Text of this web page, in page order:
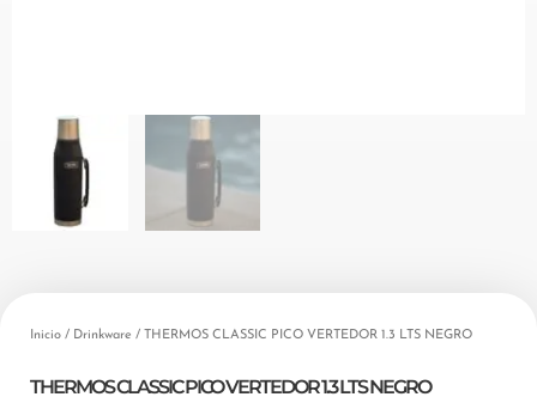
Inicio / Drinkware / THERMOS CLASSIC PICO VERTEDOR 1.3 LTS NEGRO
THERMOS CLASSIC PICO VERTEDOR 1.3 LTS NEGRO